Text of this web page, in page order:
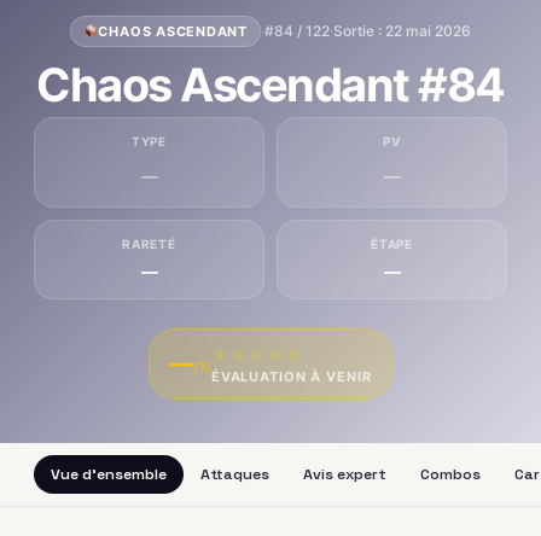
CHAOS ASCENDANT ·#84 / 122·Sortie : 22 mai 2026
Chaos Ascendant #84
TYPE
—
PV
—
RARETÉ
—
ÉTAPE
—
—/10
★ ★ ★ ★ ★
ÉVALUATION À VENIR
Vue d'ensemble Attaques Avis expert Combos